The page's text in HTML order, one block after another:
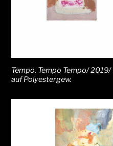
Tempo, Tempo Tempo/
auf Polyestergew.